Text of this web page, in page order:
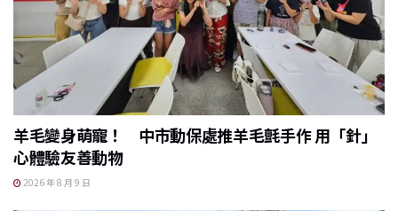
羊毛變身萌寵！ 中市動保處推羊毛氈手作 用「針」
心體驗友善動物
2026 年 8 月 9 日